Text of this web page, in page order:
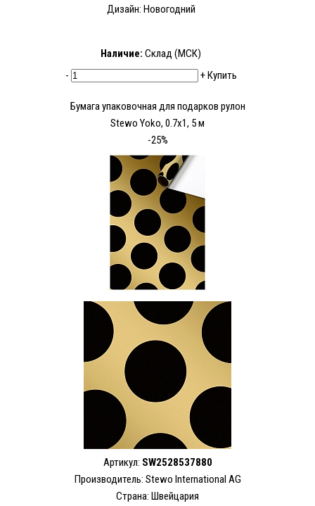
Дизайн: Новогодний
Наличие: Склад (МСК)
-
+Купить
Бумага упаковочная для подарков рулон
Stewo Yoko, 0.7x1, 5 м
-25%
Артикул: SW2528537880
Производитель: Stewo International AG
Страна: Швейцария